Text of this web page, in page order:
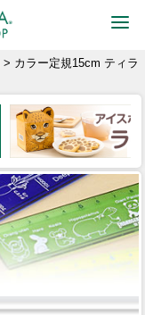
> カラー定規15cm ティラ